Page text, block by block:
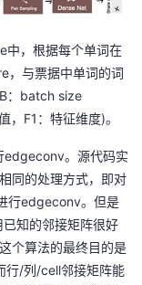
中，根据每个单词在
，与票据中单词的词
： batch size
， F1 ：特征维度)。
edgeconv。源代码实
同的处理方式，即对
行edgeconv。但是
已知的邻接矩阵很好
个算法的最终目的是
行/列 /cell邻接矩阵能